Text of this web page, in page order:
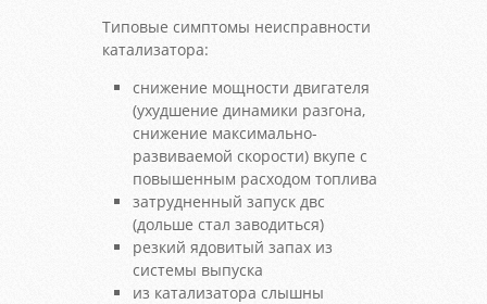
Типовые симптомы неисправности
катализатора:
снижение мощности двигателя
(ухудшение динамики разгона,
снижение максимально-
развиваемой скорости) вкупе с
повышенным расходом топлива
затрудненный запуск двс
(дольше стал заводиться)
резкий ядовитый запах из
системы выпуска
из катализатора слышны